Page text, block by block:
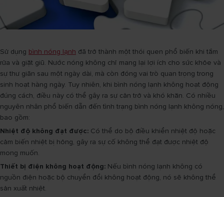
Sử dụng bình nóng lạnh đã trở thành một thói quen phổ biến khi tắm
rửa và giặt giũ. Nước nóng không chỉ mang lại lợi ích cho sức khỏe và
sự thư giãn sau một ngày dài, mà còn đóng vai trò quan trọng trong
sinh hoạt hàng ngày. Tuy nhiên, khi bình nóng lạnh không hoạt động
đúng cách, điều này có thể gây ra sự cản trở và khó khăn. Có nhiều
nguyên nhân phổ biến dẫn đến tình trạng bình nóng lạnh không nóng,
bao gồm:
Nhiệt độ không đạt được: Có thể do bộ điều khiển nhiệt độ hoặc
cảm biến nhiệt bị hỏng, gây ra sự cố không thể đạt được nhiệt độ
mong muốn.
Thiết bị điện không hoạt động: Nếu bình nóng lạnh không có
nguồn điện hoặc bộ chuyển đổi không hoạt động, nó sẽ không thể
sản xuất nhiệt.